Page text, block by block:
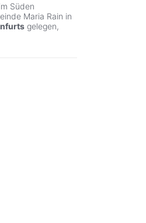
Süden
Maria Rain in
gelegen,